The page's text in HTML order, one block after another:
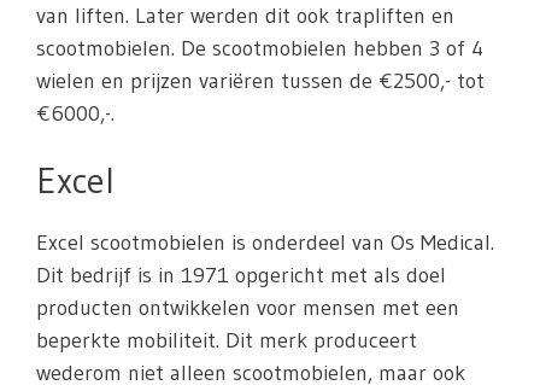
van liften. Later werden dit ook trapliften en
scootmobielen. De scootmobielen hebben 3 of 4
wielen en prijzen variëren tussen de €2500,- tot
€6000,-.
Excel
Excel scootmobielen is onderdeel van Os Medical.
Dit bedrijf is in 1971 opgericht met als doel
producten ontwikkelen voor mensen met een
beperkte mobiliteit. Dit merk produceert
wederom niet alleen scootmobielen, maar ook